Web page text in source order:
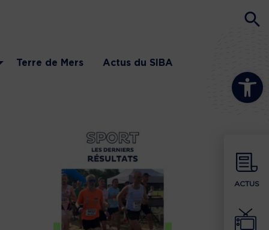
Ouvrir la
ACTUS
Terre de Mers Actus du SIBA